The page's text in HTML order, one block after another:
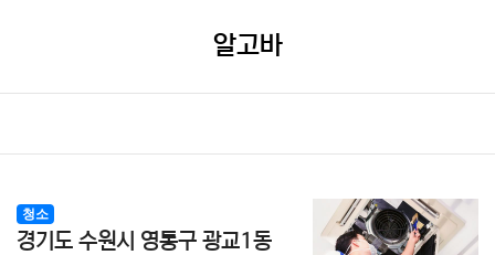
알고바
청소
경기도 수원시 영통구 광교1동